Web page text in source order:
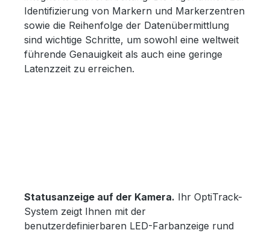
Identifizierung von Markern und Markerzentren
sowie die Reihenfolge der Datenübermittlung
sind wichtige Schritte, um sowohl eine weltweit
führende Genauigkeit als auch eine geringe
Latenzzeit zu erreichen.
Statusanzeige auf der Kamera. Ihr OptiTrack-
System zeigt Ihnen mit der
benutzerdefinierbaren LED-Farbanzeige rund